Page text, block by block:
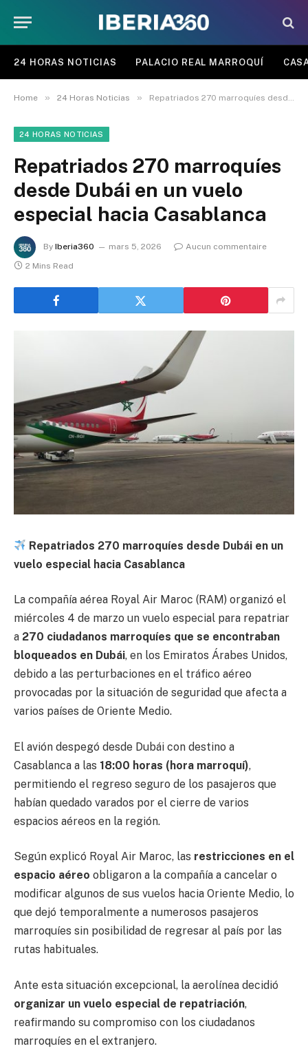
24 HORAS NOTICIAS PALACIO REAL MARROQUÍ
Home » 24 Horas Noticias » Repatriados 270 marroquíes desde Dubái en un vuelo especial hacia Casablanca
24 HORAS NOTICIAS
Repatriados 270 marroquíes
desde Dubái en un vuelo
especial hacia Casablanca
By Iberia360 mars 5, 2026
Aucun commentaire
2 Mins Read
Repatriados 270 marroquíes desde Dubái en un
vuelo especial hacia Casablanca
La compañía aérea Royal Air Maroc (RAM) organizó el
miércoles 4 de marzo un vuelo especial para repatriar
a 270 ciudadanos marroquíes que se encontraban
bloqueados en Dubái, en los Emiratos Árabes Unidos,
debido a las perturbaciones en el tráfico aéreo
provocadas por la situación de seguridad que afecta a
varios países de Oriente Medio.
El avión despegó desde Dubái con destino a
Casablanca a las 18:00 horas (hora marroquí),
permitiendo el regreso seguro de los pasajeros que
habían quedado varados por el cierre de varios
espacios aéreos en la región.
Según explicó Royal Air Maroc, las restricciones en el
espacio aéreo obligaron a la compañía a cancelar o
modificar algunos de sus vuelos hacia Oriente Medio, lo
que dejó temporalmente a numerosos pasajeros
marroquíes sin posibilidad de regresar al país por las
rutas habituales.
Ante esta situación excepcional, la aerolínea decidió
organizar un vuelo especial de repatriación,
reafirmando su compromiso con los ciudadanos
marroquíes en el extranjero.